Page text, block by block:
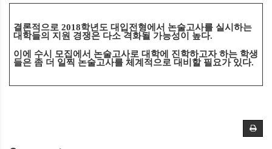
결론적으로 2018학년도 대입전형에서 논술고사를 실시하는
대학들의 지원 경쟁은 다소 격화될 가능성이 높다.
이에 수시 모집에서 논술고사로 대학에 진학하고자하는 학생
들은 좀 더 일찍 논술고사를 체계적으로 대비할 필요가 있다.